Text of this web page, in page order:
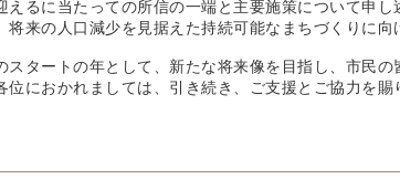
るに当たっての所信の一端と主要施策について申
来の人口減少を見据えた持続可能なまちづくりに向
タートの年として、新たな将来像を目指し、市民
におかれましては、引き続き、ご支援とご協力を